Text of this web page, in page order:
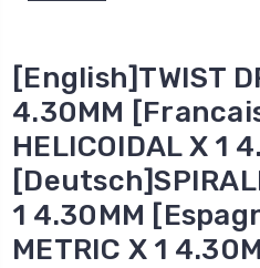
[English]TWIST
4.30MM
HELICOIDAL X 1
1 4.30MM
METRIC X 1